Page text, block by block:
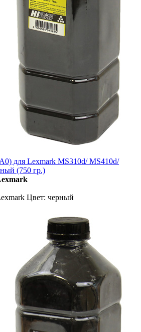
для Lexmark MS310d/ MS410d/
(750 гр.)
Цвет: черный